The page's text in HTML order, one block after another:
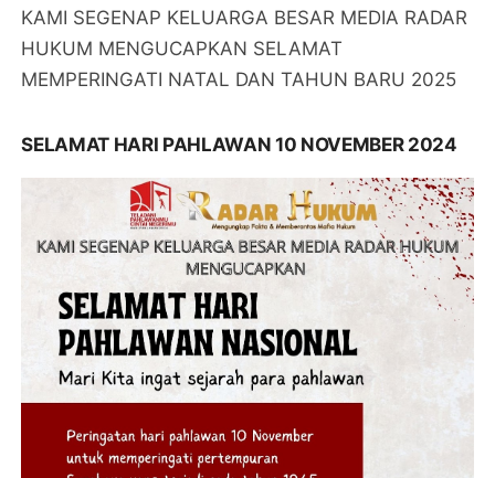
KAMI SEGENAP KELUARGA BESAR MEDIA RADAR
HUKUM MENGUCAPKAN SELAMAT
MEMPERINGATI NATAL DAN TAHUN BARU 2025
SELAMAT HARI PAHLAWAN 10 NOVEMBER 2024